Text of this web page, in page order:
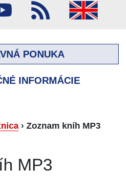
PONUKA
INFORMÁCIE
› Zoznam kníh MP3
MP3